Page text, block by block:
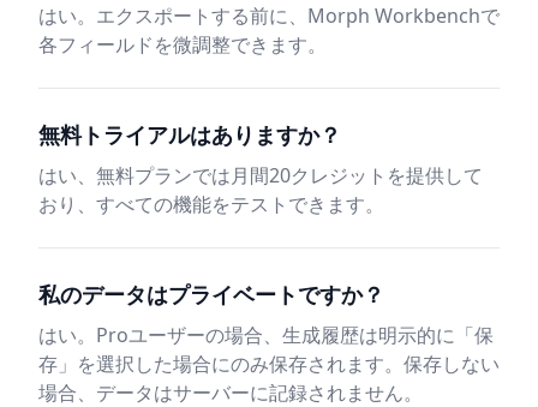
はい。エクスポートする前に、Morph Workbenchで
各フィールドを微調整できます。
無料トライアルはありますか？
はい、無料プランでは月間20クレジットを提供して
おり、すべての機能をテストできます。
私のデータはプライベートですか？
はい。Proユーザーの場合、生成履歴は明示的に「保
存」を選択した場合にのみ保存されます。保存しない
場合、データはサーバーに記録されません。